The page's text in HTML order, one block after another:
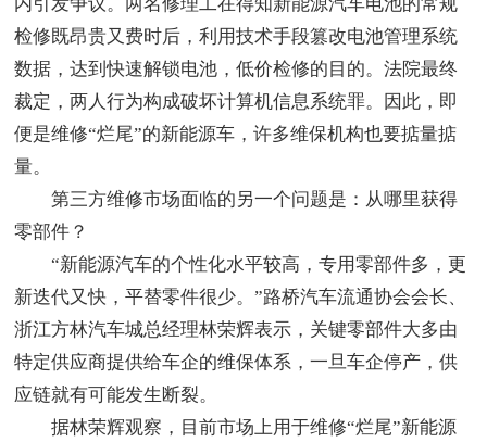
检修既昂贵又费时后，利用技术手段篡改电池管理系统
数据，达到快速解锁电池，低价检修的目的。法院最终
裁定，两人行为构成破坏计算机信息系统罪。因此，即
便是维修“烂尾”的新能源车，许多维保机构也要掂量掂
量。
第三方维修市场面临的另一个问题是：从哪里获得
零部件？
“新能源汽车的个性化水平较高，专用零部件多，更
新迭代又快，平替零件很少。”路桥汽车流通协会会长、
浙江方林汽车城总经理林荣辉表示，关键零部件大多由
特定供应商提供给车企的维保体系，一旦车企停产，供
应链就有可能发生断裂。
据林荣辉观察，目前市场上用于维修“烂尾”新能源